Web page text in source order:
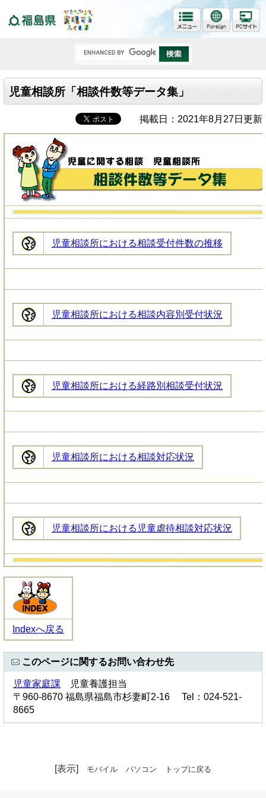
児童相談所「相談件数等データ集」
掲載日：2021年8月27日更新
児童相談所における相談受付件数の推移
児童相談所における相談内容別受付状況
児童相談所における経路別相談受付状況
児童相談所における相談対応状況
児童相談所における児童虐待相談対応状況
Indexへ戻る
このページに関するお問い合わせ先
児童家庭課 児童養護担当
〒960-8670 福島県福島市杉妻町2-16 Tel：024-521-
8665
[表示] モバイル パソコン トップに戻る